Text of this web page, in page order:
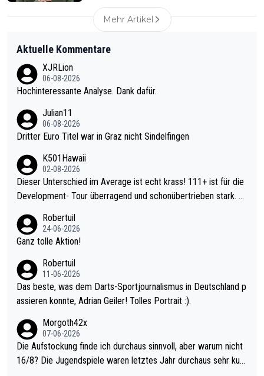
Mehr Artikel
Aktuelle Kommentare
XJRLion
06-08-2026
Hochinteressante Analyse. Dank dafür.
Julian11
06-08-2026
Dritter Euro Titel war in Graz nicht Sindelfingen
K501Hawaii
02-08-2026
Dieser Unterschied im Average ist echt krass! 111+ ist für die
Development- Tour überragend und schonübertrieben stark. U
mal 40+ erst recht. Da gewinnst keinen Blumentopf - ist ja noc
h krasser wie ein Pokalspiel eines Kreisligisten vs einem Bund
Robertuil
24-06-2026
Ganz tolle Aktion!
Robertuil
11-06-2026
Das beste, was dem Darts-Sportjournalismus in Deutschland p
assieren konnte, Adrian Geiler! Tolles Portrait :).
Morgoth42x
07-06-2026
Die Aufstockung finde ich durchaus sinnvoll, aber warum nicht
16/8? Die Jugendspiele waren letztes Jahr durchaus sehr kurz